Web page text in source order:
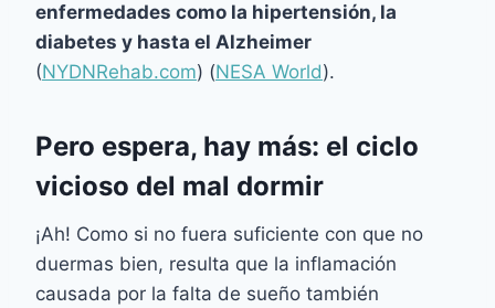
enfermedades como la hipertensión, la
diabetes y hasta el Alzheimer
(NYDNRehab.com) ​(NESA World).
Pero espera, hay más: el ciclo
vicioso del mal dormir
¡Ah! Como si no fuera suficiente con que no
duermas bien, resulta que la inflamación
causada por la falta de sueño también